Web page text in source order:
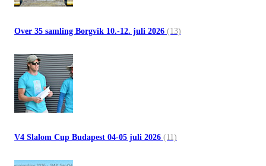
Over 35 samling Borgvik 10.-12. juli 2026 (13)
V4 Slalom Cup Budapest 04-05 juli 2026 (11)